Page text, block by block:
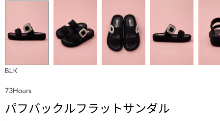
BLK
73Hours
パフバックルフラットサンダル